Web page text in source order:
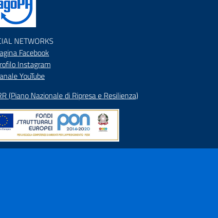
NETWORKS
Facebook
Instagram
YouTube
(Piano Nazionale di Ripresa e Resilienza)